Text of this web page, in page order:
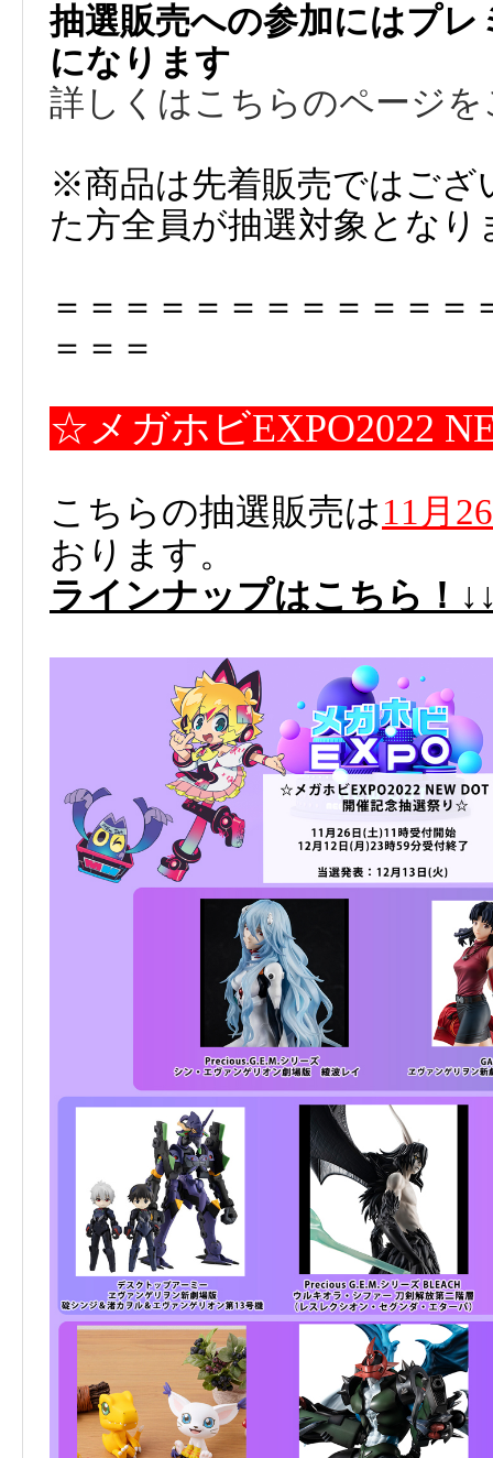
抽選販売への参加にはプ
になります
詳しくはこちらのページ
※商品は先着販売ではござ
た方全員が抽選対象となり
＝＝＝＝＝＝＝＝＝＝＝
＝＝＝
☆メガホビEXPO2022
こちらの抽選販売は11月
おります。
ラインナップはこちら！